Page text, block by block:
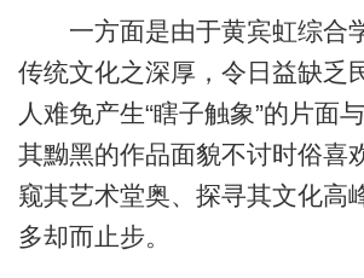
一方面是由于黄宾虹综合学
传统文化之深厚，令日益缺乏
人难免产生“瞎子触象”的片面
其黝黑的作品面貌不讨时俗喜
窥其艺术堂奥、探寻其文化高
多却而止步。